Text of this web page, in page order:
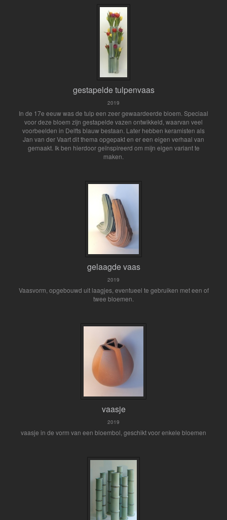
gestapelde tulpenvaas
2019
In de 17e eeuw was de tulp een zeer gewaardeerde bloem. Speciaal
voor deze bloem zijn gestapelde vazen ontwikkeld, waarvan veel
voorbeelden in Delfts blauw bestaan. Later hebben keramisten als
Jan van der Vaart dit thema opgepakt en er een eigen verhaal van
gemaakt. Ik ben hierdoor geïnspireerd om mijn eigen variant te
maken.
gelaagde vaas
2019
Vaasvorm, opgebouwd uit laagjes, eventueel te gebruiken met een of
twee bloemen.
vaasje
2019
vaasje in de vorm van een bloembol, geschikt voor enkele bloemen